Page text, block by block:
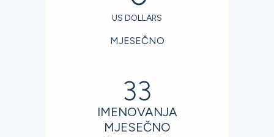
US DOLLARS
MJESEČNO
33
IMENOVANJA
MJESEČNO